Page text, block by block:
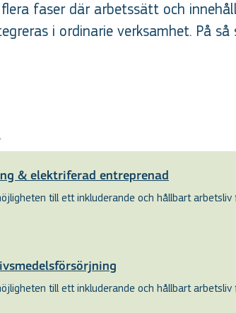
faser där arbetssätt och
i ordinarie verksamhet. På
& elektriferad entreprenad
till ett inkluderande och hållbart arbetsliv
till ett inkluderande och hållbart arbetsliv